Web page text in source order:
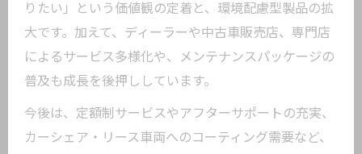
りたい」という価値観の定着と、環境配慮型製品の拡
大です。加えて、ディーラーや中古車販売店、専門店
によるサービス多様化や、メンテナンスパッケージの
普及も成長を後押ししています。
今後は、定額制サービスやアフターサポートの充実、
カーシェア・リース車両へのコーティング需要など、